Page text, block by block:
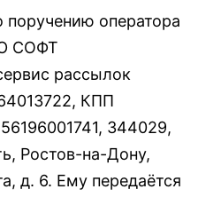
поручению оператора
СОФТ
рассылок
КПП
344029,
Ростов-на-Дону,
д. 6. Ему передаётся